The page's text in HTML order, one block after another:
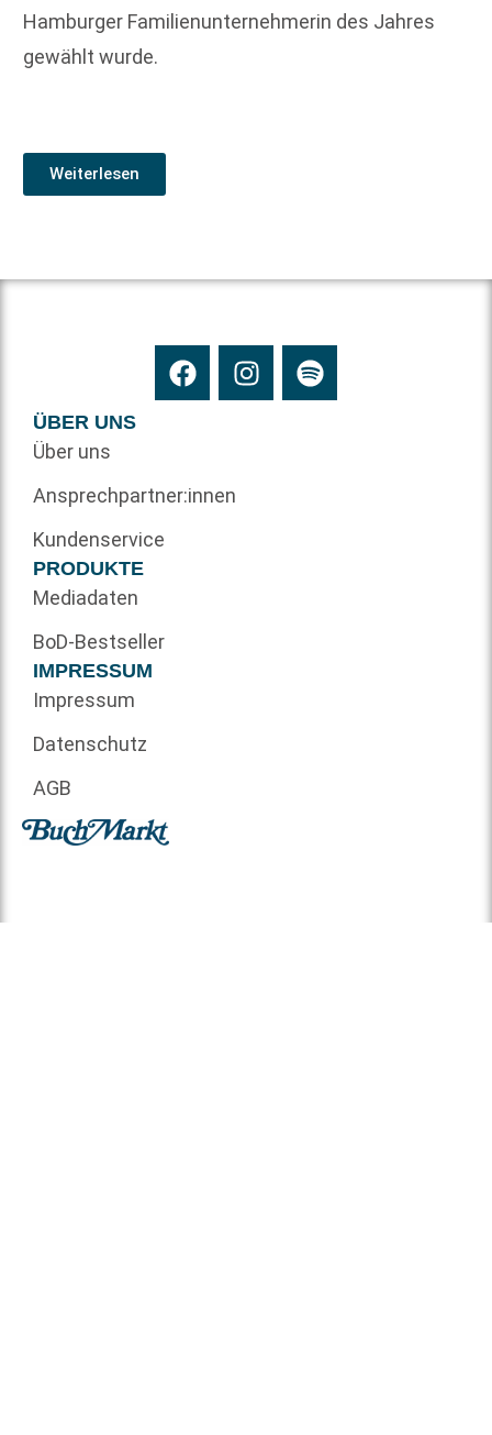
Hamburger Familienunternehmerin des Jahres
gewählt wurde.
Weiterlesen
ÜBER UNS
Über uns
Ansprechpartner:innen
Kundenservice
PRODUKTE
Mediadaten
BoD-Bestseller
IMPRESSUM
Impressum
Datenschutz
AGB